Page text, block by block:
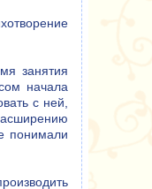
занятия
начала
с ней,
понимали